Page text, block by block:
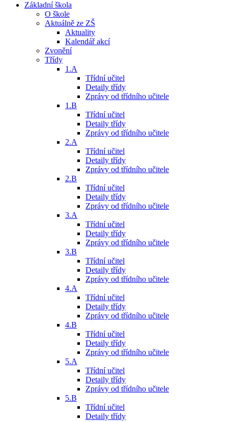
Základní škola
O škole
Aktuálně ze ZŠ
Aktuality
Kalendář akcí
Zvonění
Třídy
1.A
Třídní učitel
Detaily třídy
Zprávy od třídního učitele
1.B
Třídní učitel
Detaily třídy
Zprávy od třídního učitele
2.A
Třídní učitel
Detaily třídy
Zprávy od třídního učitele
2.B
Třídní učitel
Detaily třídy
Zprávy od třídního učitele
3.A
Třídní učitel
Detaily třídy
Zprávy od třídního učitele
3.B
Třídní učitel
Detaily třídy
Zprávy od třídního učitele
4.A
Třídní učitel
Detaily třídy
Zprávy od třídního učitele
4.B
Třídní učitel
Detaily třídy
Zprávy od třídního učitele
5.A
Třídní učitel
Detaily třídy
Zprávy od třídního učitele
5.B
Třídní učitel
Detaily třídy